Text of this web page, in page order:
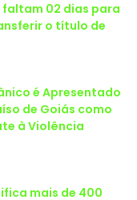
02 dias para
o título de
é Apresentado
de Goiás como
à Violência
mais de 400